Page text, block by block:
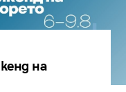
на